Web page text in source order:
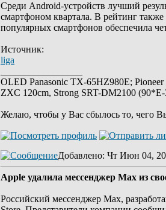
Среди Android-устройств лучший
смартфоном квартала. В рейтинг
популярных смартфонов обеспечила
Источник:
liga
OLED Panasonic TX-65HZ980E;
ZXC 120cm, Strong SRT-DM2100
Желаю, чтобы у Вас сбылось то, чего
Добавлено: Чт Июн 04,
Apple удалила мессенджер Мах из
Российский мессенджер Мах,